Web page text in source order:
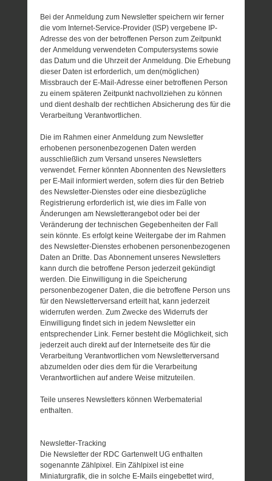
Bei der Anmeldung zum Newsletter speichern wir ferner
die vom Internet-Service-Provider (ISP) vergebene IP-
Adresse des von der betroffenen Person zum Zeitpunkt
der Anmeldung verwendeten Computersystems sowie
das Datum und die Uhrzeit der Anmeldung. Die Erhebung
dieser Daten ist erforderlich, um den(möglichen)
Missbrauch der E-Mail-Adresse einer betroffenen Person
zu einem späteren Zeitpunkt nachvollziehen zu können
und dient deshalb der rechtlichen Absicherung des für die
Verarbeitung Verantwortlichen.
Die im Rahmen einer Anmeldung zum Newsletter
erhobenen personenbezogenen Daten werden
ausschließlich zum Versand unseres Newsletters
verwendet. Ferner könnten Abonnenten des Newsletters
per E-Mail informiert werden, sofern dies für den Betrieb
des Newsletter-Dienstes oder eine diesbezügliche
Registrierung erforderlich ist, wie dies im Falle von
Änderungen am Newsletterangebot oder bei der
Veränderung der technischen Gegebenheiten der Fall
sein könnte. Es erfolgt keine Weitergabe der im Rahmen
des Newsletter-Dienstes erhobenen personenbezogenen
Daten an Dritte. Das Abonnement unseres Newsletters
kann durch die betroffene Person jederzeit gekündigt
werden. Die Einwilligung in die Speicherung
personenbezogener Daten, die die betroffene Person uns
für den Newsletterversand erteilt hat, kann jederzeit
widerrufen werden. Zum Zwecke des Widerrufs der
Einwilligung findet sich in jedem Newsletter ein
entsprechender Link. Ferner besteht die Möglichkeit, sich
jederzeit auch direkt auf der Internetseite des für die
Verarbeitung Verantwortlichen vom Newsletterversand
abzumelden oder dies dem für die Verarbeitung
Verantwortlichen auf andere Weise mitzuteilen.
Teile unseres Newsletters können Werbematerial
enthalten.
Newsletter-Tracking
Die Newsletter der RDC Gartenwelt UG enthalten
sogenannte Zählpixel. Ein Zählpixel ist eine
Miniaturgrafik, die in solche E-Mails eingebettet wird,